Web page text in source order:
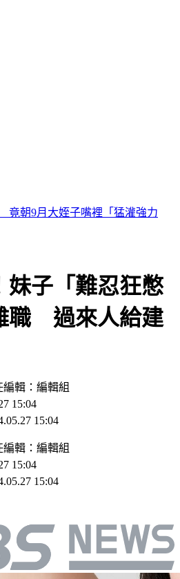
來了！鄭明典急籲：晚上別出門
子「難忍狂憋
職 過來人給建
15:04
15:04
15:04
15:04